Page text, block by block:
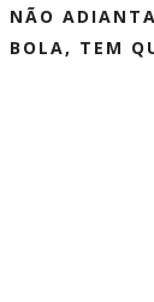
NÃO
BOLA, TEM